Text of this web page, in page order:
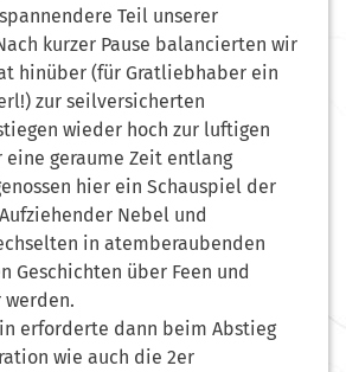
Teil unserer
kurzer Pause balancierten wir
hinüber (für Gratliebhaber ein
zur seilversicherten
wieder hoch zur luftigen
eine geraume Zeit entlang
hier ein Schauspiel der
Nebel und
in atemberaubenden
Geschichten über Feen und
werden.
erforderte dann beim Abstieg
wie auch die 2er